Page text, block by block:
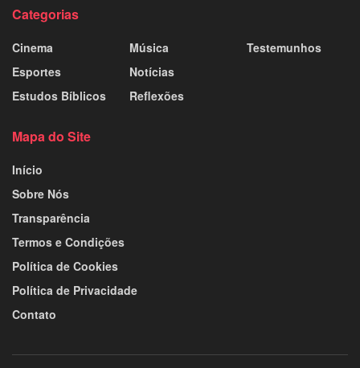
Categorias
Cinema
Esportes
Estudos Bíblicos
Música
Notícias
Reflexões
Testemunhos
Mapa do Site
Início
Sobre Nós
Transparência
Termos e Condições
Política de Cookies
Política de Privacidade
Contato